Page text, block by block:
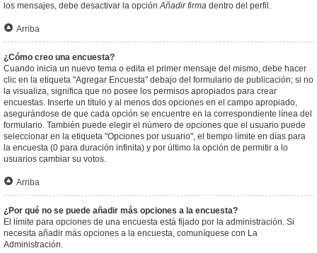
los mensajes, debe desactivar la opciónAñadir firma dentro del perfil.
Arriba
¿Cómo creo una encuesta?
Cuando inicia un nuevo tema o edita el primer mensaje del mismo, debe hacer
clic en la etiqueta "Agregar Encuesta" debajo del formulario de publicación; si no
la visualiza, significa que no posee los permisos apropiados para crear
encuestas. Inserte un título y al menos dos opciones en el campo apropiado,
asegurándose de que cada opción se encuentre en la correspondiente línea del
formulario. También puede elegir el número de opciones que el usuario puede
seleccionar en la etiqueta "Opciones por usuario", el tiempo límite en días para
la encuesta (0 para duración infinita) y por último la opción de permitir a lo
usuarios cambiar su votos.
Arriba
¿Por qué no se puede añadir más opciones a la encuesta?
El límite para opciones de una encuesta está fijado por la administración. Si
necesita añadir más opciones a la encuesta, comuníquese con La
Administración.